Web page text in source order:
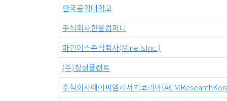
한국공학대학교
주식회사한울컴퍼니
마인이스주식회사(Mine.isInc.)
(주)창성플랜트
주식회사에이씨엠리서치코리아